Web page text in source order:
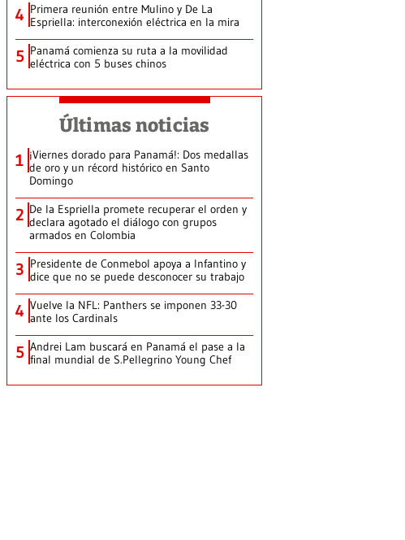
4 Primera reunión entre Mulino y De La
Espriella: interconexión eléctrica en la mira
5 Panamá comienza su ruta a la movilidad
eléctrica con 5 buses chinos
Últimas noticias
1 ¡Viernes dorado para Panamá!: Dos medallas
de oro y un récord histórico en Santo
Domingo
2 De la Espriella promete recuperar el orden y
declara agotado el diálogo con grupos
armados en Colombia
3 Presidente de Conmebol apoya a Infantino y
dice que no se puede desconocer su trabajo
4 Vuelve la NFL: Panthers se imponen 33-30
ante los Cardinals
5 Andrei Lam buscará en Panamá el pase a la
final mundial de S.Pellegrino Young Chef